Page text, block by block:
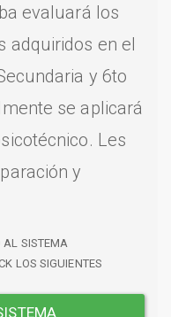
evaluará los
adquiridos en el
y 6to
se aplicará
Les
y
AL SISTEMA
LOS SIGUIENTES